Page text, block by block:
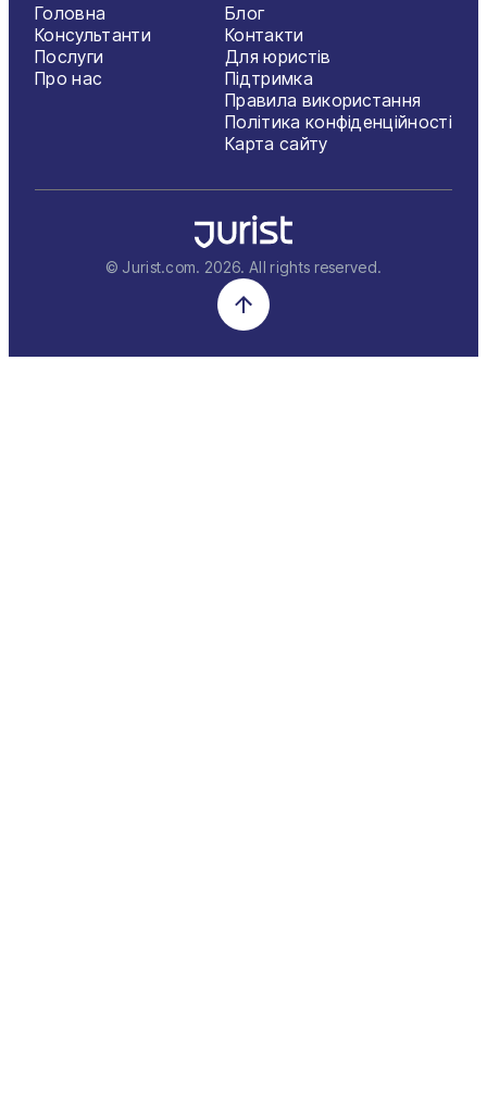
Головна
Консультанти
Послуги
Про нас
Блог
Контакти
Для юристів
Підтримка
Правила використання
Політика конфіденційності
Карта сайту
© Jurist.com. 2026. All rights reserved.